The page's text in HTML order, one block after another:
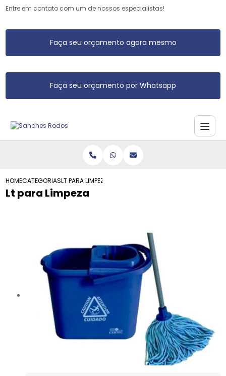
Entre em contato com um de nossos especialistas!
Faça seu orçamento agora mesmo
Faça seu orçamento por Whatsapp
HOMECATEGORIASLT PARA LIMPEZA
Lt para Limpeza